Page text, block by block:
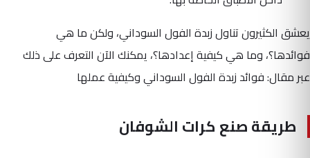
يعشق الكثيرون تناول زبدة الفول السوداني، ولكن ما هي
فوائدها؟، وما هي كيفية إعدادها؟، يمكنك الآن التعرف على ذلك
عبر مقال: فوائد زبدة الفول السوداني وكيفية عملها
طريقة صنع كرات الشوفان